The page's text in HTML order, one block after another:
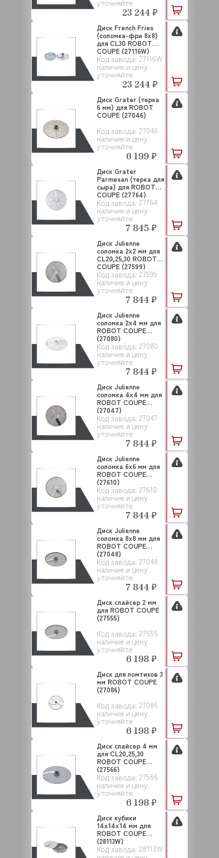
уточняйте
23 244 ₽
Код завода: 27116W
наличие и цену
уточняйте
Диск French Fries
(соломка-фри 8х8)
для CL30 ROBOT
COUPE (27116W)
23 244 ₽
Код завода: 27046
наличие и цену
уточняйте
Диск Grater (терка
6 мм) для ROBOT
COUPE (27046)
6 199 ₽
Код завода: 27764
наличие и цену
уточняйте
Диск Grater
Parmesan (терка для
сыра) для ROBOT
COUPE (27764)
7 845 ₽
Код завода: 27599
наличие и цену
уточняйте
Диск Julienne
соломка 2х2 мм для
CL20,25,30 ROBOT
COUPE (27599)
7 844 ₽
Код завода: 27080
наличие и цену
уточняйте
Диск Julienne
соломка 2х4 мм для
ROBOT COUPE
(27080)
7 844 ₽
Код завода: 27047
наличие и цену
уточняйте
Диск Julienne
соломка 4х4 мм для
ROBOT COUPE
(27047)
7 844 ₽
Код завода: 27610
наличие и цену
уточняйте
Диск Julienne
соломка 6х6 мм для
ROBOT COUPE
(27610)
7 844 ₽
Код завода: 27048
наличие и цену
уточняйте
Диск Julienne
соломка 8х8 мм для
ROBOT COUPE
(27048)
7 844 ₽
Код завода: 27555
наличие и цену
уточняйте
Диск слайсер 2 мм
для ROBOT COUPE
(27555)
6 198 ₽
Код завода: 27086
наличие и цену
уточняйте
Диск для ломтиков 3
мм ROBOT COUPE
(27086)
6 198 ₽
Код завода: 27566
наличие и цену
уточняйте
Диск слайсер 4 мм
для CL20,25,30
ROBOT COUPE
(27566)
6 198 ₽
Код завода: 28113W
Диск кубики
14х14х14 мм для
ROBOT COUPE
(28113W)